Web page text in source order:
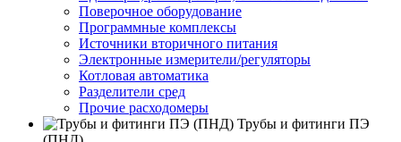
Поверочное оборудование
Программные комплексы
Источники вторичного питания
Электронные измерители/регуляторы
Котловая автоматика
Разделители сред
Прочие расходомеры
Трубы и фитинги ПЭ